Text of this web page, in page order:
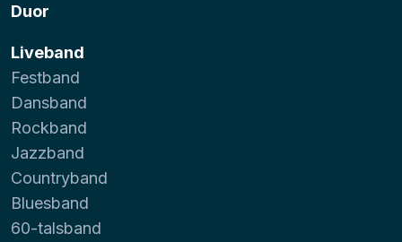
Duor
Liveband
Festband
Dansband
Rockband
Jazzband
Countryband
Bluesband
60-talsband